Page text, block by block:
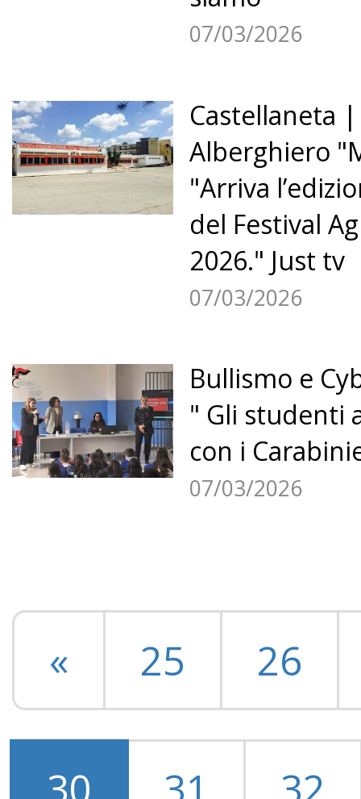
07/03/2026
Castellaneta
Alberghiero
"Arriva
del Festival
2026." Just tv
07/03/2026
Bullismo e
" Gli studenti
con i
07/03/2026